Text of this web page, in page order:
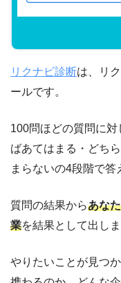
リクナビ診断は、リ
ールです。
100問ほどの質問に対
ばあてはまる・どち
まらないの4段階で答
質問の結果からあな
業を結果として出しま
やりたいことが見つ